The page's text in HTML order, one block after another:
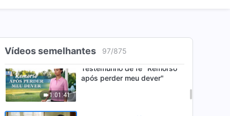
Vídeos semelhantes 97/875
1:01:41
Testemunho de fé "Remorso
após perder meu dever"